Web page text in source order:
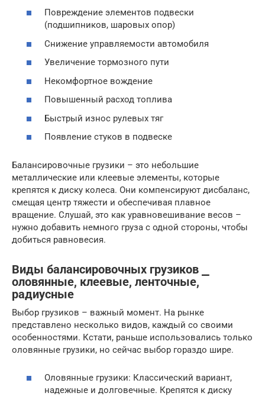
Повреждение элементов подвески
(подшипников, шаровых опор)
Снижение управляемости автомобиля
Увеличение тормозного пути
Некомфортное вождение
Повышенный расход топлива
Быстрый износ рулевых тяг
Появление стуков в подвеске
Балансировочные грузики – это небольшие
металлические или клеевые элементы, которые
крепятся к диску колеса. Они компенсируют дисбаланс,
смещая центр тяжести и обеспечивая плавное
вращение. Слушай, это как уравновешивание весов –
нужно добавить немного груза с одной стороны, чтобы
добиться равновесия.
Виды балансировочных грузиков ⎯
оловянные, клеевые, ленточные,
радиусные
Выбор грузиков – важный момент. На рынке
представлено несколько видов, каждый со своими
особенностями. Кстати, раньше использовались только
оловянные грузики, но сейчас выбор гораздо шире.
Оловянные грузики: Классический вариант,
надежные и долговечные. Крепятся к диску